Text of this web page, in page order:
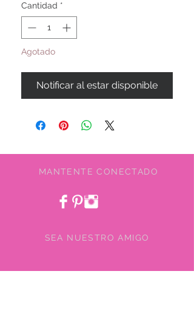
Cantidad *
Agotado
Notificar al estar disponible
MANTENTE CONECTADO
SEA NUESTRO AMIGO